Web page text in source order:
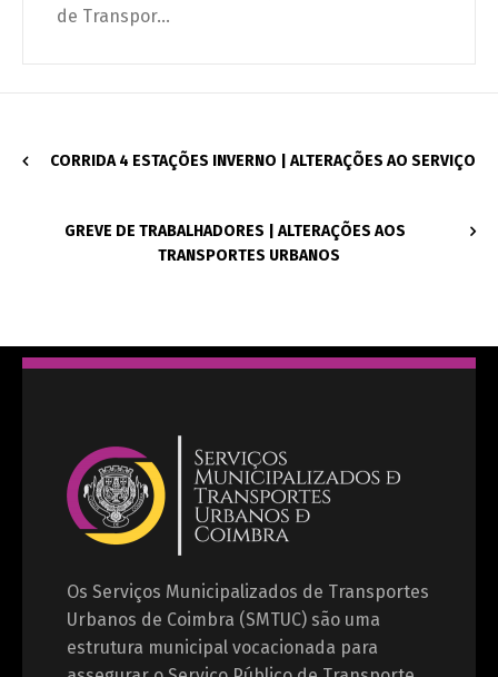
de Transpor...
CORRIDA 4 ESTAÇÕES INVERNO | ALTERAÇÕES AO SERVIÇO
GREVE DE TRABALHADORES | ALTERAÇÕES AOS
TRANSPORTES URBANOS
Os Serviços Municipalizados de Transportes
Urbanos de Coimbra (SMTUC) são uma
estrutura municipal vocacionada para